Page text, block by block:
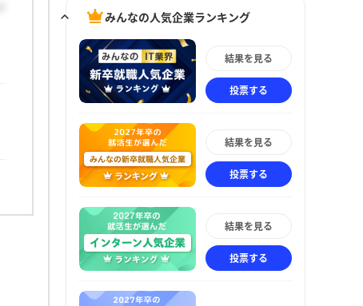
みんなの人気企業ランキング
結果を見る
投票する
結果を見る
投票する
結果を見る
投票する